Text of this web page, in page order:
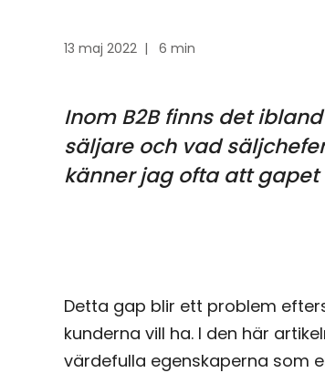
13 maj 2022 | 6 min
Inom B2B finns det
säljare och vad
känner jag ofta att gapet
Detta gap blir ett problem
kunderna vill ha. I den här
värdefulla egenskaperna som